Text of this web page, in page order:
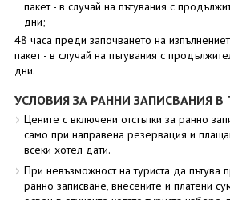
пакет - в случай на пътувания с
дни;
48 часа преди започването на
пакет - в случай на пътувания с
дни.
УСЛОВИЯ ЗА РАННИ ЗАПИСВАНИЯ В
Цените с включени отстъпки за ранно
само при направена резервация и
всеки хотел дати.
При невъзможност на туриста да пътува
ранно записване, внесените и платени